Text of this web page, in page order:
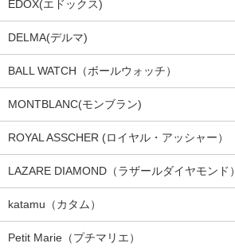
EDOX(エドックス)
DELMA(デルマ)
BALL WATCH（ボールウォッチ）
MONTBLANC(モンブラン)
ROYAL ASSCHER (ロイヤル・アッシャー）
LAZARE DIAMOND（ラザールダイヤモンド）
katamu（カタム）
Petit Marie（プチマリエ）